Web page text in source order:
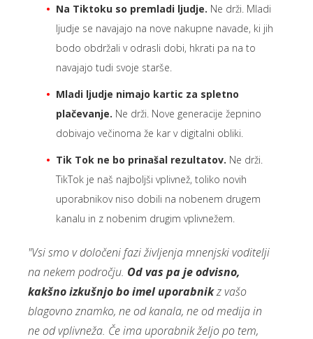
Na Tiktoku so premladi ljudje. Ne drži. Mladi
ljudje se navajajo na nove nakupne navade, ki jih
bodo obdržali v odrasli dobi, hkrati pa na to
navajajo tudi svoje starše.
Mladi ljudje nimajo kartic za spletno
plačevanje. Ne drži. Nove generacije žepnino
dobivajo večinoma že kar v digitalni obliki.
Tik Tok ne bo prinašal rezultatov. Ne drži.
TikTok je naš najboljši vplivnež, toliko novih
uporabnikov niso dobili na nobenem drugem
kanalu in z nobenim drugim vplivnežem.
"Vsi smo v določeni fazi življenja mnenjski voditelji
na nekem področju. Od vas pa je odvisno,
kakšno izkušnjo bo imel uporabnikz vašo
blagovno znamko, ne od kanala, ne od medija in
ne od vplivneža. Če ima uporabnik željo po tem,